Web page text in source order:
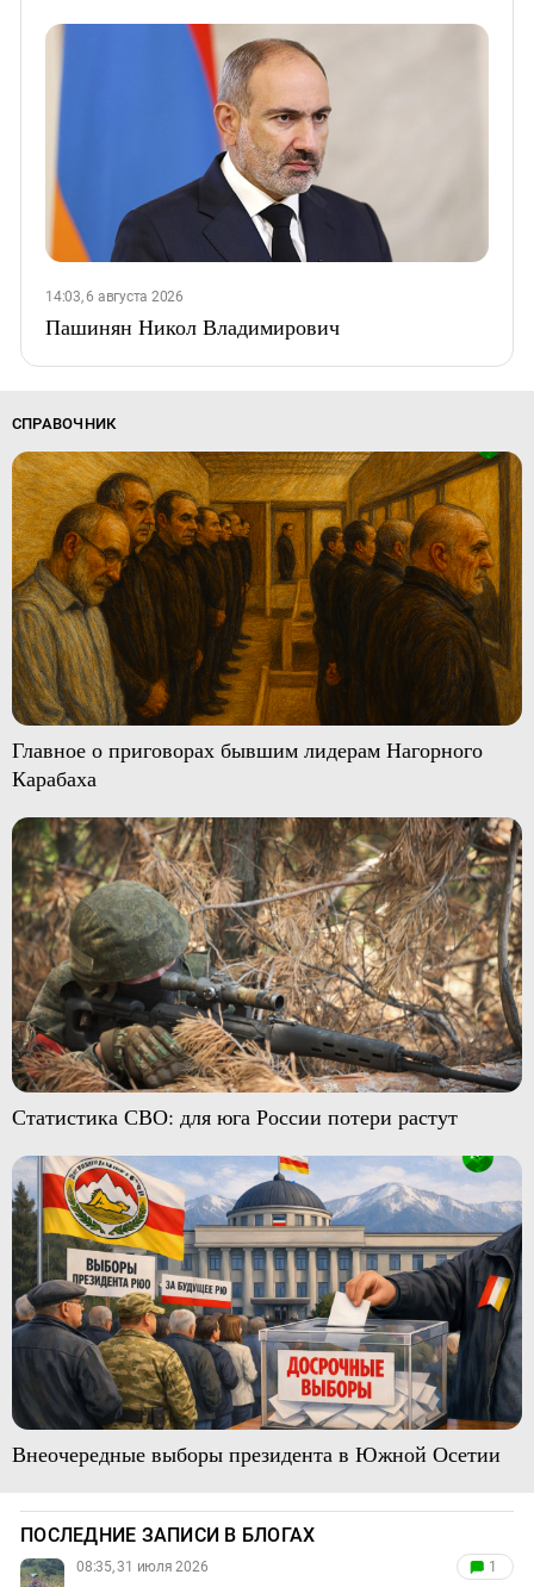
14:03, 6 августа 2026
Пашинян Никол Владимирович
СПРАВОЧНИК
Главное о приговорах бывшим лидерам Нагорного
Карабаха
Статистика СВО: для юга России потери растут
Внеочередные выборы президента в Южной Осетии
ПОСЛЕДНИЕ ЗАПИСИ В БЛОГАХ
08:35, 31 июля 2026 1